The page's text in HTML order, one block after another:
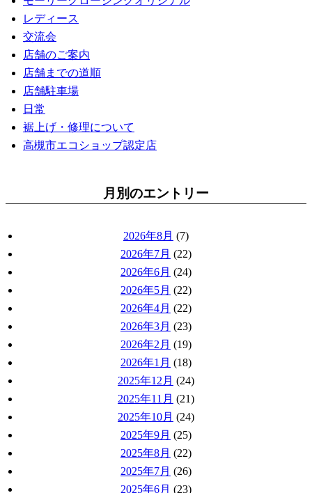
レディース
交流会
店舗のご案内
店舗までの道順
店舗駐車場
日常
裾上げ・修理について
高槻市エコショップ認定店
月別のエントリー
2026年8月 (7)
2026年7月 (22)
2026年6月 (24)
2026年5月 (22)
2026年4月 (22)
2026年3月 (23)
2026年2月 (19)
2026年1月 (18)
2025年12月 (24)
2025年11月 (21)
2025年10月 (24)
2025年9月 (25)
2025年8月 (22)
2025年7月 (26)
2025年6月 (23)